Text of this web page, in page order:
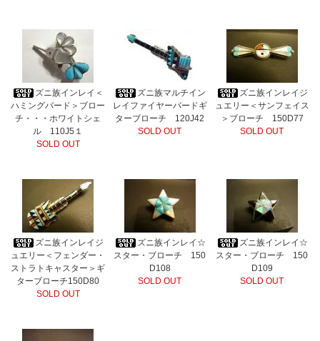
ズニ族インレイ＜
ハミングバード＞ブロー
チ・・・ホワイトシェ
ル 110J5１
SOLD OUT
ズニ族マルチイン
レイファイヤーバードギ
ターブローチ 120J42
SOLD OUT
ズニ族インレイジ
ュエリー＜サンフェイス
＞ブローチ 150D77
SOLD OUT
ズニ族インレイジ
ュエリー＜フェンダー・
ストラトキャスター＞ギ
ターブローチ150D80
SOLD OUT
ズニ族インレイ☆
スター・ブローチ 150
D108
SOLD OUT
ズニ族インレイ☆
スター・ブローチ 150
D109
SOLD OUT